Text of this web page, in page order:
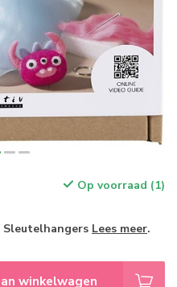
Op voorraad (1)
Lees meer.
winkelwagen